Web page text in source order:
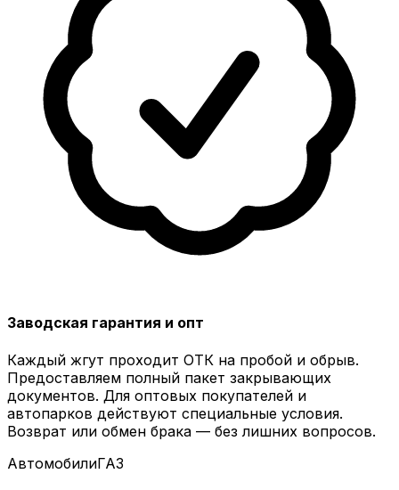
Заводская гарантия и опт
Каждый жгут проходит ОТК на пробой и обрыв.
Предоставляем полный пакет закрывающих
документов. Для оптовых покупателей и
автопарков действуют специальные условия.
Возврат или обмен брака — без лишних вопросов.
АвтомобилиГАЗ